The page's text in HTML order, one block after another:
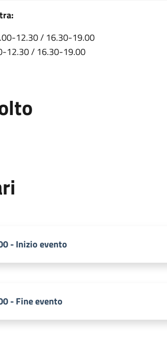
12.30 / 16.30-19.00
12.30 / 16.30-19.00
- Inizio evento
- Fine evento